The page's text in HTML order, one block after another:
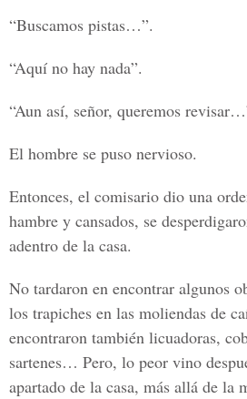
“Buscamos pistas…”.
“Aquí no hay nada”.
“Aun así, señor, queremos
El hombre se puso nervioso.
Entonces, el comisario dio una
hambre y cansados, se
adentro de la casa.
No tardaron en encontrar algunos
los trapiches en las moliendas de
encontraron también licuadoras,
sartenes… Pero, lo peor vino
apartado de la casa, más allá de la